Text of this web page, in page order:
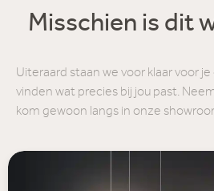
Misschien is dit
Uiteraard staan we voor klaar voor
vinden wat precies bij jou past.
kom gewoon langs in onze